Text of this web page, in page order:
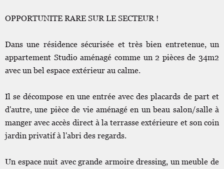
OPPORTUNITE RARE SUR LE SECTEUR !
Dans une résidence sécurisée et très bien entretenue, un
appartement Studio aménagé comme un 2 pièces de 34m2
avec un bel espace extérieur au calme.
Il se décompose en une entrée avec des placards de part et
d'autre, une pièce de vie aménagé en un beau salon/salle à
manger avec accès direct à la terrasse extérieure et son coin
jardin privatif à l'abri des regards.
Un espace nuit avec grande armoire dressing, un meuble de